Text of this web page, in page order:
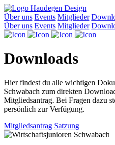
Über uns Events Mitglieder
Über uns Events Mitglieder
Downloads
Hier findest du alle wichtigen
Schwabach zum direkten
Mitgliedsantrag. Bei Fragen dazu
persönlich zur Verfügung.
Mitgliedsantrag Satzung